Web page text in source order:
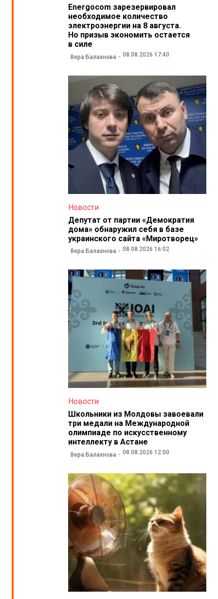
Energocom зарезервировал
необходимое количество
электроэнергии на 8 августа.
Но призыв экономить остается
в силе
Вера Балахнова 08.08.2026 17:40
Новости
Депутат от партии «Демократия
дома» обнаружил себя в базе
украинского сайта «Миротворец»
Вера Балахнова 08.08.2026 16:02
Новости
Школьники из Молдовы завоевали
три медали на Международной
олимпиаде по искусственному
интеллекту в Астане
Вера Балахнова 08.08.2026 12:00